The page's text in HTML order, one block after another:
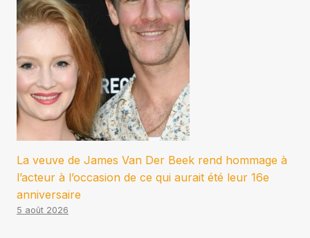
La veuve de James Van Der Beek rend hommage à
l’acteur à l’occasion de ce qui aurait été leur 16e
anniversaire
5 août 2026